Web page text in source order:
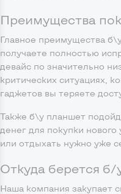
Преимущества
Главное преимущества
получаете полностью
девайс по значительно
критических ситуациях,
гаджетов вы теряете
Также б\у планшет
денег для покупки нового
или отдыхать нужно
Откуда берется б/
Наша компания закупает